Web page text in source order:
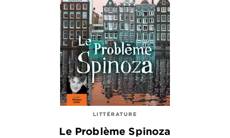
LITTÉRATURE
Le Problème Spinoza